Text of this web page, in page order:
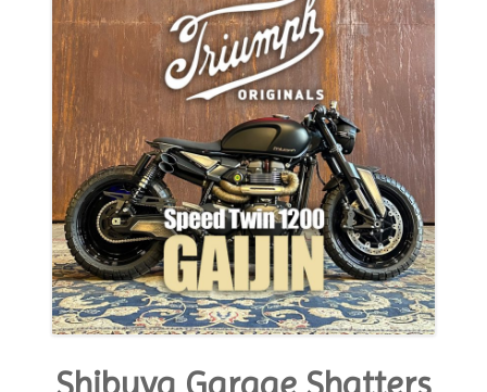
ignored
weight
and
aerodynamics
to
become
a
rocket
on
salt”